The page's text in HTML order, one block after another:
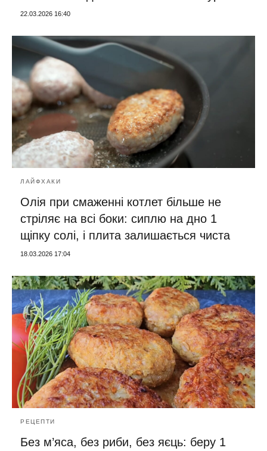
22.03.2026 16:40
ЛАЙФХАКИ
Олія при смаженні котлет більше не
стріляє на всі боки: сиплю на дно 1
щіпку солі, і плита залишається чиста
18.03.2026 17:04
РЕЦЕПТИ
Без м’яса, без риби, без яєць: беру 1